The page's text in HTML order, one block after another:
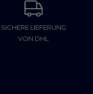
SICHERE LIEFERUNG
VON DHL